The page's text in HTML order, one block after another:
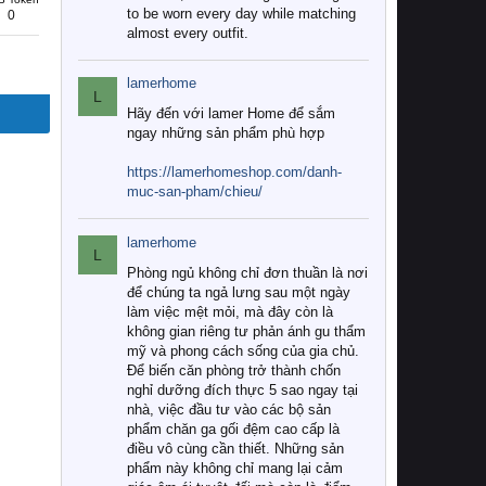
0
to be worn every day while matching
almost every outfit.
L
lamerhome
Hãy đến với lamer Home để sắm
ngay những sản phẩm phù hợp
https://lamerhomeshop.com/danh-
muc-san-pham/chieu/
L
lamerhome
Phòng ngủ không chỉ đơn thuần là nơi
để chúng ta ngả lưng sau một ngày
làm việc mệt mỏi, mà đây còn là
không gian riêng tư phản ánh gu thẩm
mỹ và phong cách sống của gia chủ.
Để biến căn phòng trở thành chốn
nghỉ dưỡng đích thực 5 sao ngay tại
nhà, việc đầu tư vào các bộ sản
phẩm chăn ga gối đệm cao cấp là
điều vô cùng cần thiết. Những sản
phẩm này không chỉ mang lại cảm